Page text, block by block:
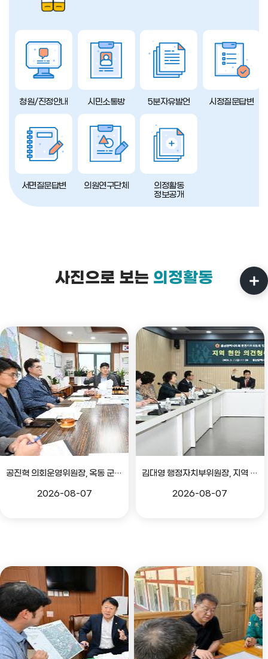
청원/진정안내 시민소통방 5분자유발언 시정질문답변
서면질문답변 의원연구단체
의정활동
정보공개
사진으로 보는 의정활동
공진혁 의회운영위원장, 옥동 군부대 이전지 양동마을 주민지원사업 점검
2026-08-07
김대영 행정자치부위원장, 지역 현안 의견 청취 간담회
2026-08-07